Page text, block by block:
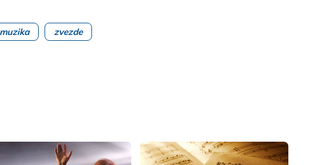
muzika zvezde